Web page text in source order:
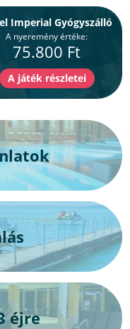
Imperial Gyógyszálló
A nyeremény értéke:
75.800 Ft
éjre